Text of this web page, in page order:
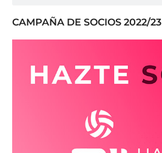
CAMPAÑA DE SOCIOS 2022/23